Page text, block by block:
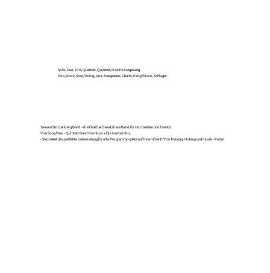
Solo, Duo, Trio, Quartett, Quintett, DJ mit Livegesang
Pop, Rock, Soul, Swing, Jazz, Evergreens, Charts, Party/Disco, Schlager
Tamara Stolzenberg Band - die flexibel besetzbare Band für Hochzeiten und Events!
Von Solo/Duo - Quintett Band Kombos + Dj Live Kombis
- Sie bietet die perfekte Untermalung für alle Programmpunkte auf Ihrem Event! Von Trauung, Hintergrundmusik - Party!